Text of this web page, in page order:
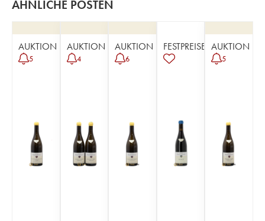
ÄHNLICHE POSTEN
AUKTION
5
AUKTION
4
AUKTION
6
FESTPREISE AUKTION
5